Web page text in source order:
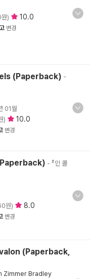
) 10.0
변경
(Paperback) -
01월
) 10.0
변경
- 『인 콜
원) 8.0
변경
(Paperback,
Zimmer Bradley